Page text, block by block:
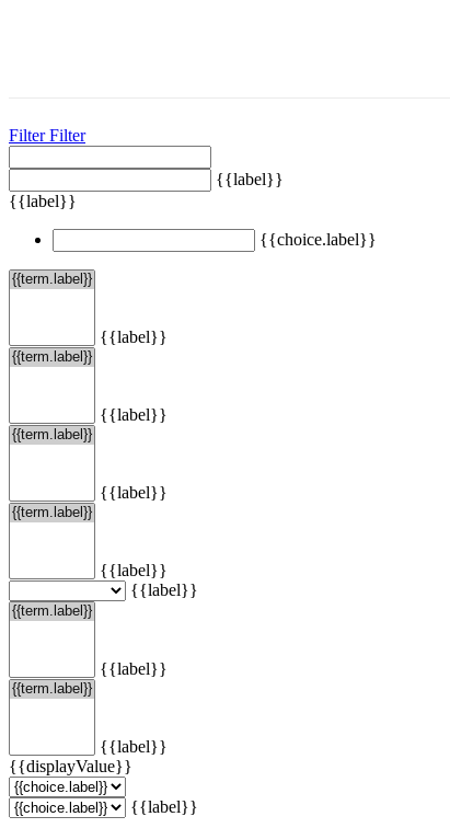
FilterFilter
{{label}}
{{label}}
{{choice.label}}
{{label}}
{{label}}
{{label}}
{{label}}
{{label}}
{{label}}
{{label}}
{{displayValue}}
{{label}}